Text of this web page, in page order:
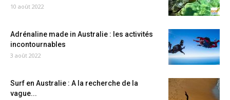
10 août 2022
Adrénaline made in Australie : les activités
incontournables
3 août 2022
Surf en Australie : A la recherche de la
vague...